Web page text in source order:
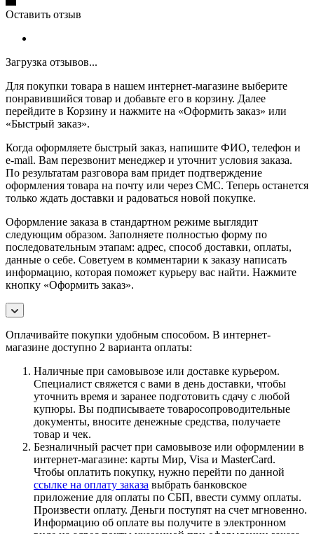
Оставить отзыв
Загрузка отзывов...
Для покупки товара в нашем интернет-магазине выберите
понравившийся товар и добавьте его в корзину. Далее
перейдите в Корзину и нажмите на «Оформить заказ» или
«Быстрый заказ».
Когда оформляете быстрый заказ, напишите ФИО, телефон и
e-mail. Вам перезвонит менеджер и уточнит условия заказа.
По результатам разговора вам придет подтверждение
оформления товара на почту или через СМС. Теперь останется
только ждать доставки и радоваться новой покупке.
Оформление заказа в стандартном режиме выглядит
следующим образом. Заполняете полностью форму по
последовательным этапам: адрес, способ доставки, оплаты,
данные о себе. Советуем в комментарии к заказу написать
информацию, которая поможет курьеру вас найти. Нажмите
кнопку «Оформить заказ».
Оплачивайте покупки удобным способом. В интернет-
магазине доступно 2 варианта оплаты:
Наличные при самовывозе или доставке курьером.
Специалист свяжется с вами в день доставки, чтобы
уточнить время и заранее подготовить сдачу с любой
купюры. Вы подписываете товаросопроводительные
документы, вносите денежные средства, получаете
товар и чек.
Безналичный расчет при самовывозе или оформлении в
интернет-магазине: карты Мир, Visa и MasterCard.
Чтобы оплатить покупку, нужно перейти по данной
ссылке на оплату заказа выбрать банковское
приложение для оплаты по СБП, ввести сумму оплаты.
Произвести оплату. Деньги поступят на счет мгновенно.
Информацию об оплате вы получите в электронном